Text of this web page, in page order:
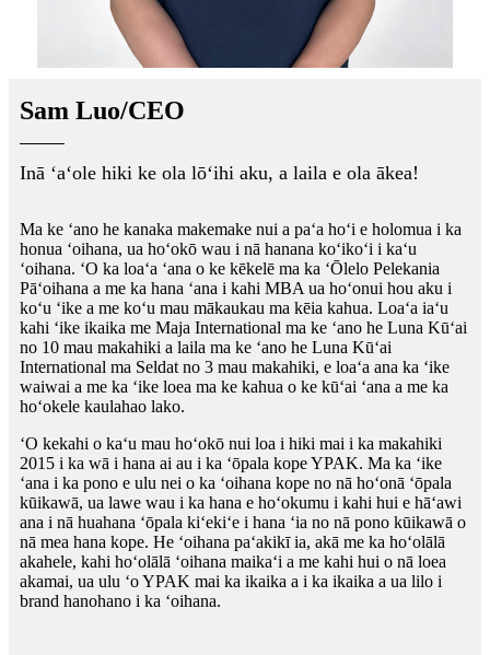
Sam Luo/CEO
Inā ʻaʻole hiki ke ola lōʻihi aku, a laila e ola ākea!
Ma ke ʻano he kanaka makemake nui a paʻa hoʻi e holomua i ka
honua ʻoihana, ua hoʻokō wau i nā hanana koʻikoʻi i kaʻu
ʻoihana. ʻO ka loaʻa ʻana o ke kēkelē ma ka ʻŌlelo Pelekania
Pāʻoihana a me ka hana ʻana i kahi MBA ua hoʻonui hou aku i
koʻu ʻike a me koʻu mau mākaukau ma kēia kahua. Loaʻa iaʻu
kahi ʻike ikaika me Maja International ma ke ʻano he Luna Kūʻai
no 10 mau makahiki a laila ma ke ʻano he Luna Kūʻai
International ma Seldat no 3 mau makahiki, e loaʻa ana ka ʻike
waiwai a me ka ʻike loea ma ke kahua o ke kūʻai ʻana a me ka
hoʻokele kaulahao lako.
ʻO kekahi o kaʻu mau hoʻokō nui loa i hiki mai i ka makahiki
2015 i ka wā i hana ai au i ka ʻōpala kope YPAK. Ma ka ʻike
ʻana i ka pono e ulu nei o ka ʻoihana kope no nā hoʻonā ʻōpala
kūikawā, ua lawe wau i ka hana e hoʻokumu i kahi hui e hāʻawi
ana i nā huahana ʻōpala kiʻekiʻe i hana ʻia no nā pono kūikawā o
nā mea hana kope. He ʻoihana paʻakikī ia, akā me ka hoʻolālā
akahele, kahi hoʻolālā ʻoihana maikaʻi a me kahi hui o nā loea
akamai, ua ulu ʻo YPAK mai ka ikaika a i ka ikaika a ua lilo i
brand hanohano i ka ʻoihana.